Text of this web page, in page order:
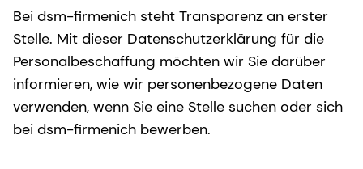
Bei dsm-firmenich steht Transparenz an erster
Stelle. Mit dieser Datenschutzerklärung für die
Personalbeschaffung möchten wir Sie darüber
informieren, wie wir personenbezogene Daten
verwenden, wenn Sie eine Stelle suchen oder sich
bei dsm-firmenich bewerben.